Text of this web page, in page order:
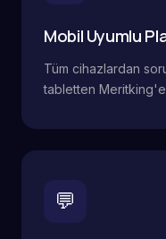
Mobil Uyumlu
Tüm cihazlardan
tabletten Meritking'e
💬